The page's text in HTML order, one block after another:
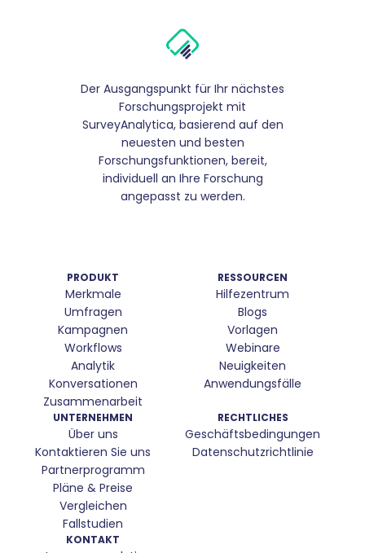
Der Ausgangspunkt für Ihr nächstes
Forschungsprojekt mit
SurveyAnalytica, basierend auf den
neuesten und besten
Forschungsfunktionen, bereit,
individuell an Ihre Forschung
angepasst zu werden.
PRODUKT
Merkmale
Umfragen
Kampagnen
Workflows
Analytik
Konversationen
Zusammenarbeit
RESSOURCEN
Hilfezentrum
Blogs
Vorlagen
Webinare
Neuigkeiten
Anwendungsfälle
UNTERNEHMEN
Über uns
Kontaktieren Sie uns
Partnerprogramm
Pläne & Preise
Vergleichen
Fallstudien
RECHTLICHES
Geschäftsbedingungen
Datenschutzrichtlinie
KONTAKT